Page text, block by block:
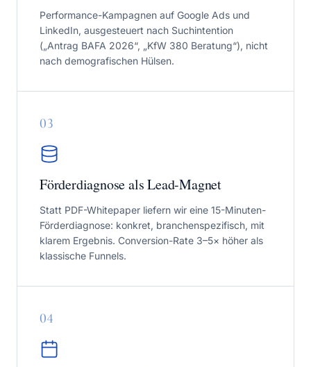
Performance-Kampagnen auf Google Ads und
LinkedIn, ausgesteuert nach Suchintention
(„Antrag BAFA 2026“, „KfW 380 Beratung“), nicht
nach demografischen Hülsen.
03
Förderdiagnose als Lead-Magnet
Statt PDF-Whitepaper liefern wir eine 15-Minuten-
Förderdiagnose: konkret, branchenspezifisch, mit
klarem Ergebnis. Conversion-Rate 3–5× höher als
klassische Funnels.
04